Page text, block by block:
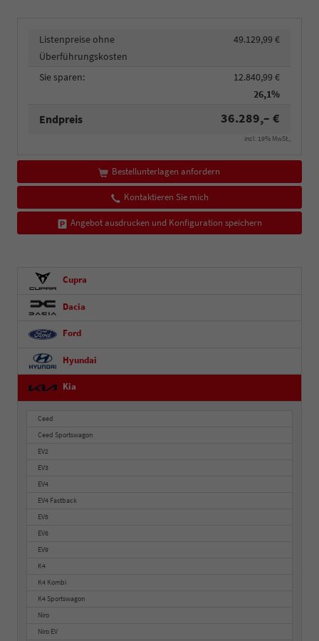
Listenpreise ohne
Überführungskosten
49.129,99 €
Sie sparen:
12.840,99 €
26,1%
Endpreis 36.289,– €
incl. 19% MwSt.,
Bestellunterlagen anfordern
Kontaktieren Sie mich
Angebot ausdrucken und Konfiguration speichern
Cupra
Dacia
Ford
Hyundai
Kia
Ceed
Ceed Sportswagon
EV2
EV3
EV4
EV4 Fastback
EV5
EV6
EV9
K4
K4 Kombi
K4 Sportswagon
Niro
Niro EV